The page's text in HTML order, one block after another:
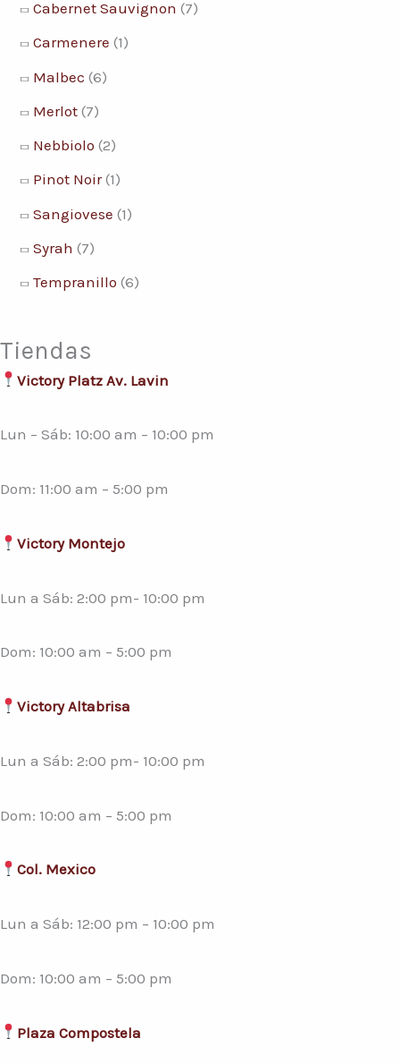
Cabernet Sauvignon (7)
Carmenere (1)
Malbec (6)
Merlot (7)
Nebbiolo (2)
Pinot Noir (1)
Sangiovese (1)
Syrah (7)
Tempranillo (6)
Tiendas
Victory Platz Av. Lavin
Lun – Sáb: 10:00 am – 10:00 pm
Dom: 11:00 am – 5:00 pm
Victory Montejo
Lun a Sáb: 2:00 pm- 10:00 pm
Dom: 10:00 am – 5:00 pm
Victory Altabrisa
Lun a Sáb: 2:00 pm- 10:00 pm
Dom: 10:00 am – 5:00 pm
Col. Mexico
Lun a Sáb: 12:00 pm – 10:00 pm
Dom: 10:00 am – 5:00 pm
Plaza Compostela